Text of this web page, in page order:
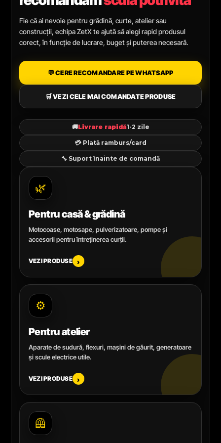
Fie că ai nevoie pentru grădină, curte, atelier sau
construcții, echipa ZetX te ajută să alegi rapid produsul
corect, în funcție de lucrare, buget și puterea necesară.
💬 CERE RECOMANDARE PE WHATSAPP
🛒 VEZI CELE MAI COMANDATE PRODUSE
🚚Livrare rapidă1-2 zile
💳 Plată ramburs/card
🔧 Suport înainte de comandă
🌿
Pentru casă & grădină
Motocoase, motosape, pulverizatoare, pompe și
accesorii pentru întreținerea curții.
VEZI PRODUSE ›
⚙️
Pentru atelier
Aparate de sudură, flexuri, mașini de găurit, generatoare
și scule electrice utile.
VEZI PRODUSE ›
🦺